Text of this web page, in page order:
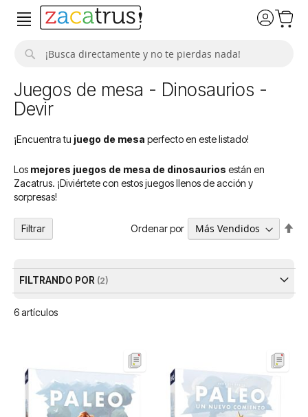
Juegos de mesa - Dinosaurios -
Devir
¡Encuentra tu juego de mesa perfecto en este listado!
Los mejores juegos de mesa de dinosaurios están en
Zacatrus. ¡Diviértete con estos juegos llenos de acción y
sorpresas!
6artículos
Ordenar por
Filtrar
FILTRANDO POR